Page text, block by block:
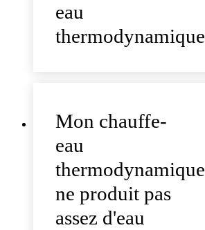
eau
thermodynamique
Mon chauffe-
eau
thermodynamique
ne produit pas
assez d'eau